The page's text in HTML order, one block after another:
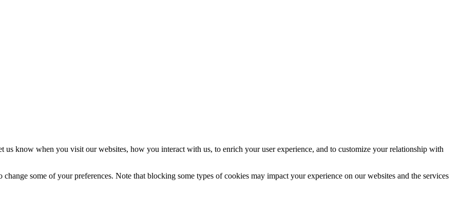
us know when you visit our websites, how you interact with us, to enrich your user experience, and to customize your relationship with
some of your preferences. Note that blocking some types of cookies may impact your experience on our websites and the services